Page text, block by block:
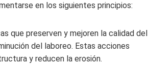
en los siguientes principios:
que preserven y mejoren la calidad del
del laboreo. Estas acciones
y reducen la erosión.